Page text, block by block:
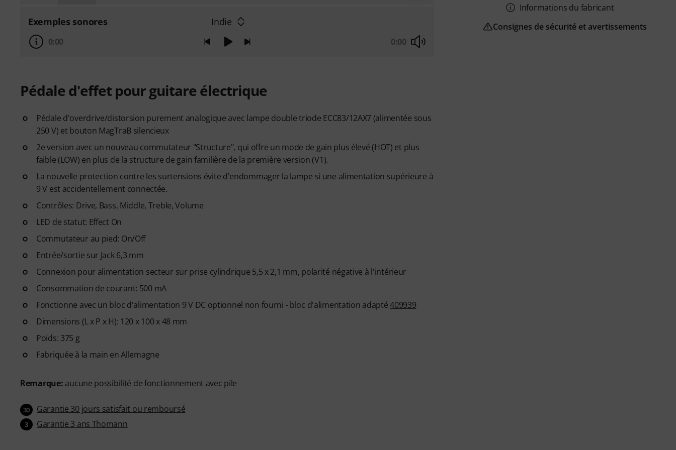
Exemples sonores Indie
0:00 0:00
Pédale d'effet pour guitare électrique
Pédale d'overdrive/distorsion purement analogique avec lampe double triode ECC83/12AX7 (alimentée sous
250 V) et bouton MagTraB silencieux
2e version avec un nouveau commutateur "Structure", qui offre un mode de gain plus élevé (HOT) et plus
faible (LOW) en plus de la structure de gain familière de la première version (V1).
La nouvelle protection contre les surtensions évite d'endommager la lampe si une alimentation supérieure à
9 V est accidentellement connectée.
Contrôles: Drive, Bass, Middle, Treble, Volume
LED de statut: Effect On
Commutateur au pied: On/Off
Entrée/sortie sur Jack 6,3 mm
Connexion pour alimentation secteur sur prise cylindrique 5,5 x 2,1 mm, polarité négative à l'intérieur
Consommation de courant: 500 mA
Fonctionne avec un bloc d'alimentation 9 V DC optionnel non fourni - bloc d'alimentation adapté409939
Dimensions (L x P x H): 120 x 100 x 48 mm
Poids: 375 g
Fabriquée à la main en Allemagne
Remarque: aucune possibilité de fonctionnement avec pile
30 Garantie 30 jours satisfait ou remboursé
3 Garantie 3 ans Thomann
Informations du fabricant
Consignes de sécurité et avertissements